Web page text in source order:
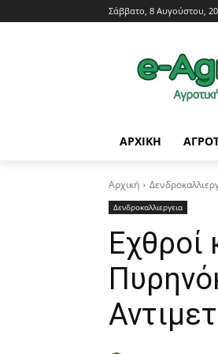
Σάββατο, 8 Αυγούστου,
ΑΡΧΙΚΗ
Αρχική
Δενδροκαλλιεργεια
Εχθροί